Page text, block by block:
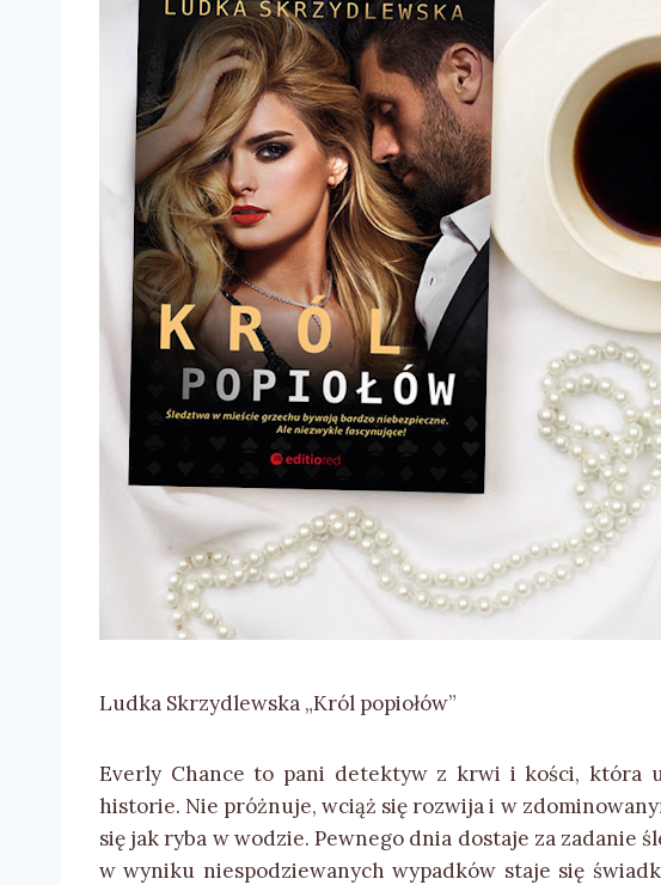
Ludka Skrzydlewska „Król popiołów”
Everly Chance to pani detektyw z krwi i kości, która
historie. Nie próżnuje, wciąż się rozwija i w
się jak ryba w wodzie. Pewnego dnia dostaje za zadanie
w wyniku niespodziewanych wypadków staje się